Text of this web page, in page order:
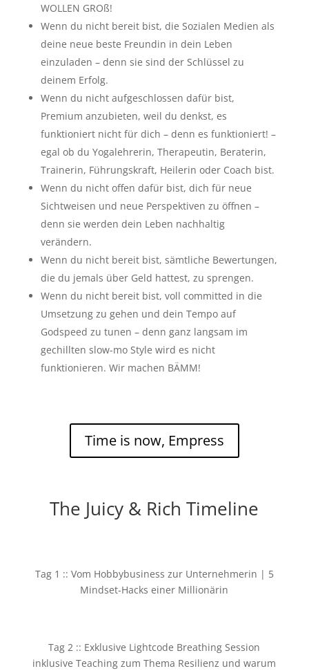
WOLLEN GROß!
Wenn du nicht bereit bist, die Sozialen Medien als
deine neue beste Freundin in dein Leben
einzuladen – denn sie sind der Schlüssel zu
deinem Erfolg.
Wenn du nicht aufgeschlossen dafür bist,
Premium anzubieten, weil du denkst, es
funktioniert nicht für dich – denn es funktioniert! –
egal ob du Yogalehrerin, Therapeutin, Beraterin,
Trainerin, Führungskraft, Heilerin oder Coach bist.
Wenn du nicht offen dafür bist, dich für neue
Sichtweisen und neue Perspektiven zu öffnen –
denn sie werden dein Leben nachhaltig
verändern.
Wenn du nicht bereit bist, sämtliche Bewertungen,
die du jemals über Geld hattest, zu sprengen.
Wenn du nicht bereit bist, voll committed in die
Umsetzung zu gehen und dein Tempo auf
Godspeed zu tunen – denn ganz langsam im
gechillten slow-mo Style wird es nicht
funktionieren. Wir machen BÄMM!
Time is now, Empress
The Juicy & Rich Timeline
Tag 1 :: Vom Hobbybusiness zur Unternehmerin | 5
Mindset-Hacks einer Millionärin
Tag 2 :: Exklusive Lightcode Breathing Session
inklusive Teaching zum Thema Resilienz und warum